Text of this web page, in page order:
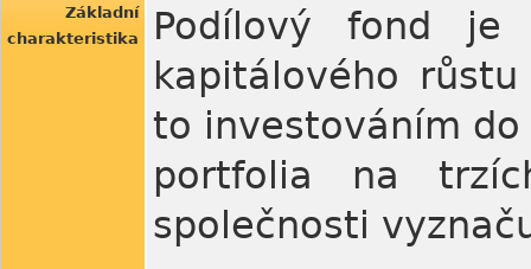
Základní
charakteristika
Podílový fond je
kapitálového
to investováním
portfolia na
společnosti